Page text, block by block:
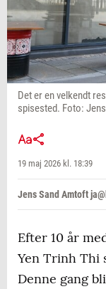
Det er en velkendt
spisested. Foto:
19 maj 2026 kl. 18:39
Jens Sand Amtoft
Efter 10 år
Yen Trinh Thi
Denne gang